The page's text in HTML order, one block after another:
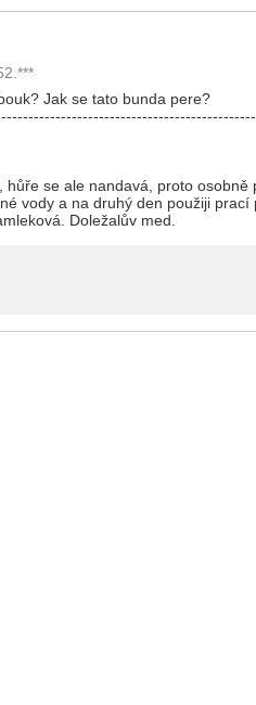
Jak se tato bunda pere?
se ale nandavá, proto
vody a na druhý den použiji
Doležalův med.